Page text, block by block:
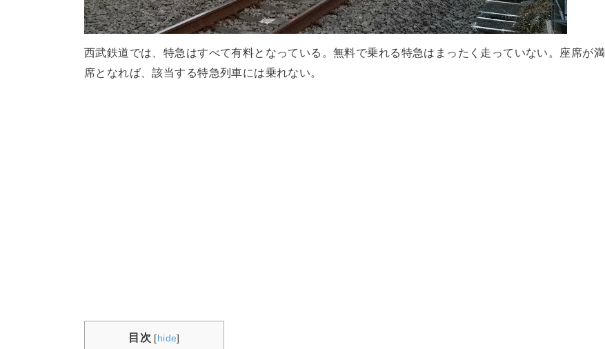
西武鉄道では、特急はすべて有料となっている。無料で乗れる特急はまったく走っていない。座席が満
席となれば、該当する特急列車には乗れない。
目次 [hide]